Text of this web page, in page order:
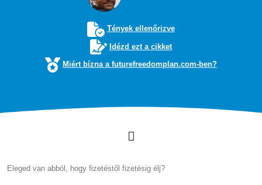
Tények ellenőrizve
Idézd ezt a cikket
Miért bízna a futurefreedomplan.com-ben?
Eleged van abból, hogy fizetéstől fizetésig élj?